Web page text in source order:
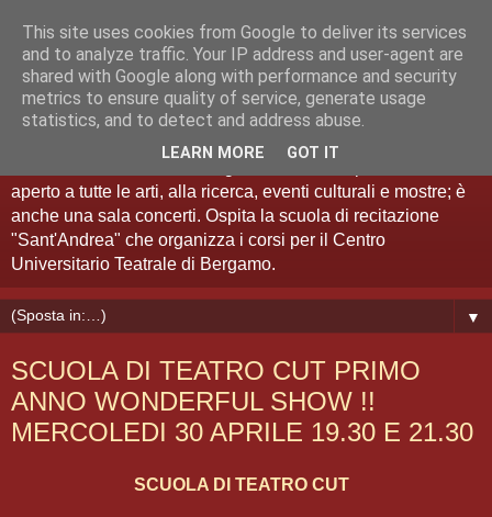
Teatro Sant'Andrea Bergamo
Spazio Artistico
aperto a tutte le arti, alla ricerca, eventi culturali e mostre; è
anche una sala concerti. Ospita la scuola di recitazione
"Sant'Andrea" che organizza i corsi per il Centro
Universitario Teatrale di Bergamo.
▼
SCUOLA DI TEATRO CUT PRIMO
ANNO WONDERFUL SHOW !!
MERCOLEDI 30 APRILE 19.30 E 21.30
SCUOLA DI TEATRO CUT
This site uses cookies from Google to deliver its services
and to analyze traffic. Your IP address and user-agent are
shared with Google along with performance and security
metrics to ensure quality of service, generate usage
statistics, and to detect and address abuse.
LEARN MORE GOT IT